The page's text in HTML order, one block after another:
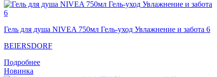
Гель для душа NIVEA 750мл Гель-уход Увлажнение и забота 6
BEIERSDORF
Подробнее
Новинка